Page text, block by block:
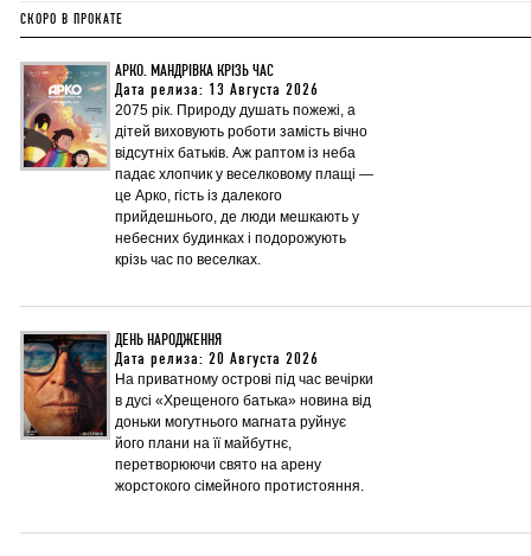
СКОРО В ПРОКАТЕ
АРКО. МАНДРІВКА КРІЗЬ ЧАС
Дата релиза: 13 Августа 2026
2075 рік. Природу душать пожежі, а
дітей виховують роботи замість вічно
відсутніх батьків. Аж раптом із неба
падає хлопчик у веселковому плащі —
це Арко, гість із далекого
прийдешнього, де люди мешкають у
небесних будинках і подорожують
крізь час по веселках.
ДЕНЬ НАРОДЖЕННЯ
Дата релиза: 20 Августа 2026
На приватному острові під час вечірки
в дусі «Хрещеного батька» новина від
доньки могутнього магната руйнує
його плани на її майбутнє,
перетворюючи свято на арену
жорстокого сімейного протистояння.